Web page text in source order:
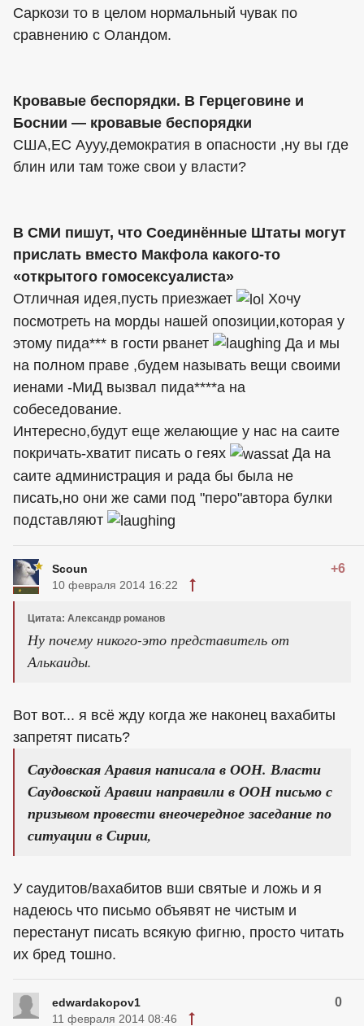
Саркози то в целом нормальный чувак по
сравнению с Оландом.
Кровавые беспорядки. В Герцеговине и
Боснии — кровавые беспорядки
США,ЕС Аууу,демократия в опасности ,ну вы где
блин или там тоже свои у власти?
В СМИ пишут, что Соединённые Штаты могут
прислать вместо Макфола какого-то
«открытого гомосексуалиста»
Отличная идея,пусть приезжает
Хочу
посмотреть на морды нашей опозиции,которая у
этому пида*** в гости рванет
Да и мы
на полном праве ,будем называть вещи своими
иенами -МиД вызвал пида****а на
собеседование.
Интересно,будут еще желающие у нас на саите
покричать-хватит писать о геях
Да на
саите администрация и рада бы была не
писать,но они же сами под "перо"автора булки
подставляют
Scoun +6
10 февраля 2014 16:22
Цитата: Александр романов
Ну почему никого-это представитель от
Алькаиды.
Вот вот... я всё жду когда же наконец вахабиты
запретят писать?
Саудовская Аравия написала в ООН. Власти
Саудовской Аравии направили в ООН письмо с
призывом провести внеочередное заседание по
ситуации в Сирии,
У саудитов/вахабитов вши святые и ложь и я
надеюсь что письмо объявят не чистым и
перестанут писать всякую фигню, просто читать
их бред тошно.
edwardakopov1 0
11 февраля 2014 08:46